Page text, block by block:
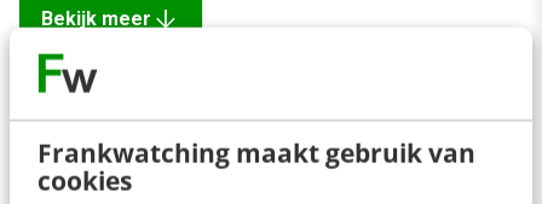
Frankwatching maakt gebruik van
cookies
Bekijk meerarrow_downward
Contact Redactie